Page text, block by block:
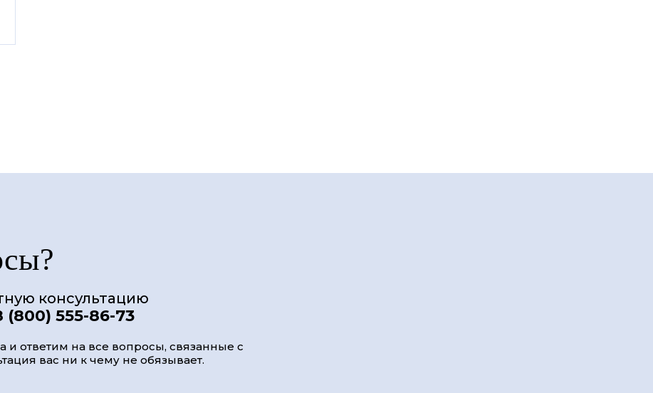
консультацию
(800) 555-86-73
ответим на все вопросы, связанные с
вас ни к чему не обязывает.